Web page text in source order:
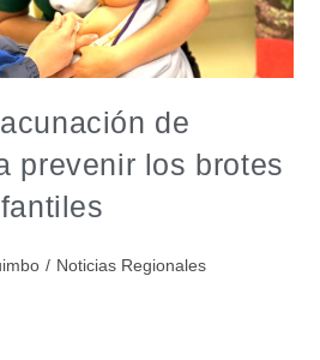
de
prevenir los brotes
/ Noticias Regionales